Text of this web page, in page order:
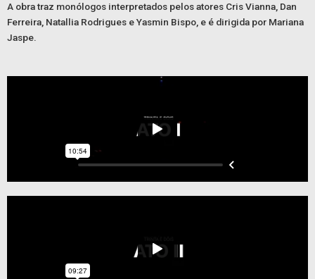
A obra traz monólogos interpretados pelos atores Cris Vianna, Dan
Ferreira, Natallia Rodrigues e Yasmin Bispo, e é dirigida por Mariana
Jaspe.